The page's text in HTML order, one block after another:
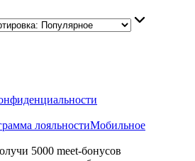
лояльностиМобильное
5000 meet-бонусов